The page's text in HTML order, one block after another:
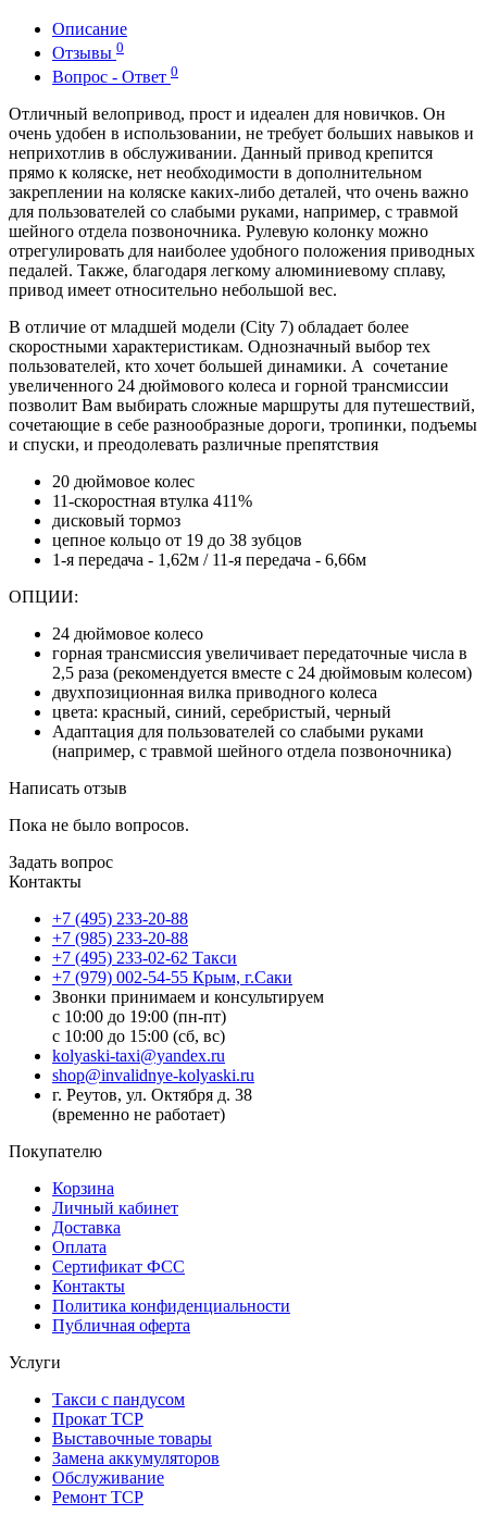
Описание
Отзывы 0
Вопрос - Ответ 0
Отличный велопривод, прост и идеален для новичков. Он
очень удобен в использовании, не требует больших навыков и
неприхотлив в обслуживании. Данный привод крепится
прямо к коляске, нет необходимости в дополнительном
закреплении на коляске каких-либо деталей, что очень важно
для пользователей со слабыми руками, например, с травмой
шейного отдела позвоночника. Рулевую колонку можно
отрегулировать для наиболее удобного положения приводных
педалей. Также, благодаря легкому алюминиевому сплаву,
привод имеет относительно небольшой вес.
В отличие от младшей модели (City 7) обладает более
скоростными характеристикам. Однозначный выбор тех
пользователей, кто хочет большей динамики. А сочетание
увеличенного 24 дюймового колеса и горной трансмиссии
позволит Вам выбирать сложные маршруты для путешествий,
сочетающие в себе разнообразные дороги, тропинки, подъемы
и спуски, и преодолевать различные препятствия
20 дюймовое колес
11-скоростная втулка 411%
дисковый тормоз
цепное кольцо от 19 до 38 зубцов
1-я передача - 1,62м / 11-я передача - 6,66м
ОПЦИИ:
24 дюймовое колесо
горная трансмиссия увеличивает передаточные числа в
2,5 раза (рекомендуется вместе с 24 дюймовым колесом)
двухпозиционная вилка приводного колеса
цвета: красный, синий, серебристый, черный
Адаптация для пользователей со слабыми руками
(например, с травмой шейного отдела позвоночника)
Написать отзыв
Пока не было вопросов.
Задать вопрос
Контакты
+7 (495) 233-20-88
+7 (985) 233-20-88
+7 (495) 233-02-62 Такси
+7 (979) 002-54-55 Крым, г.Саки
Звонки принимаем и консультируем
с 10:00 до 19:00 (пн-пт)
с 10:00 до 15:00 (сб, вс)
kolyaski-taxi@yandex.ru
shop@invalidnye-kolyaski.ru
г. Реутов, ул. Октября д. 38
(временно не работает)
Покупателю
Корзина
Личный кабинет
Доставка
Оплата
Сертификат ФСС
Контакты
Политика конфиденциальности
Публичная оферта
Услуги
Такси с пандусом
Прокат ТСР
Выставочные товары
Замена аккумуляторов
Обслуживание
Ремонт ТСР